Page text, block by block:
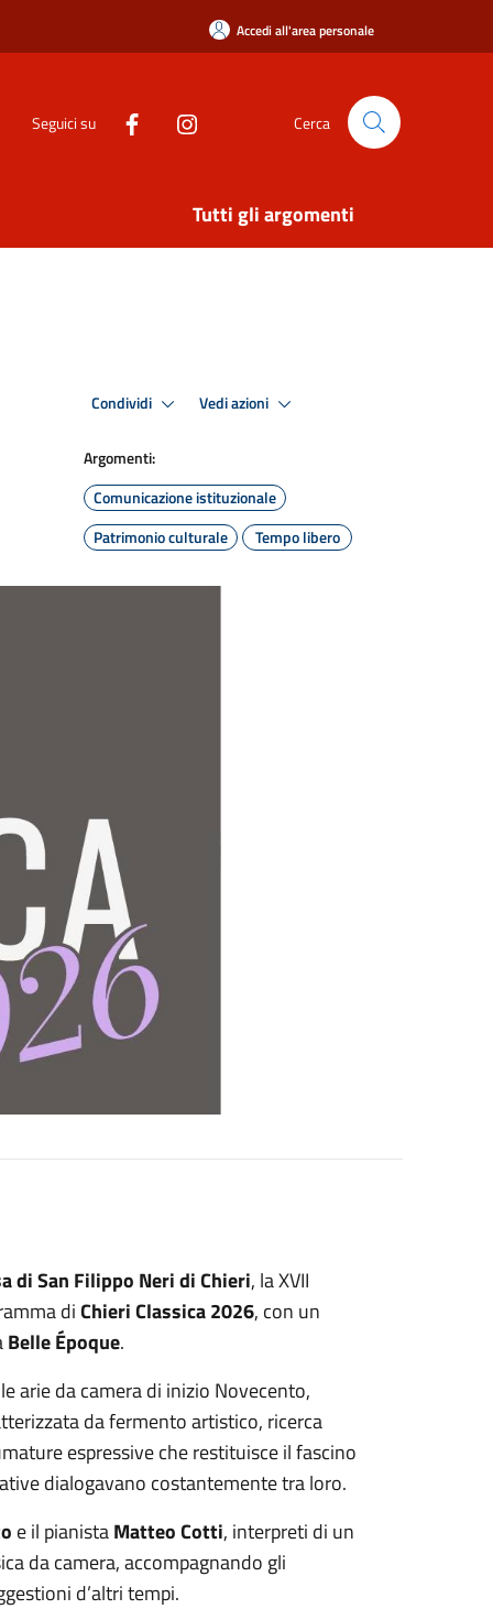
Accedi all'area personale
Seguici su Cerca
Tutti gli argomenti
Condividi Vedi azioni
Argomenti:
Comunicazione istituzionale
Patrimonio culturale
Tempo libero
di San Filippo Neri di Chieri, la XVII
diChieri Classica 2026, con un
Belle Époque.
arie da camera di inizio Novecento,
da fermento artistico, ricerca
espressive che restituisce il fascino
dialogavano costantemente tra loro.
e il pianistaMatteo Cotti, interpreti di un
da camera, accompagnando gli
d’altri tempi.